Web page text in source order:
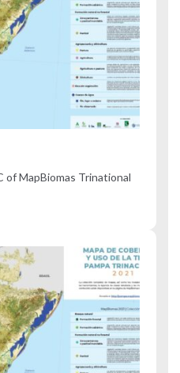
of MapBiomas Trinational